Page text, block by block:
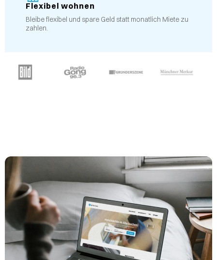
Flexibel wohnen
Bleibe flexibel und spare Geld statt monatlich Miete zu
zahlen.